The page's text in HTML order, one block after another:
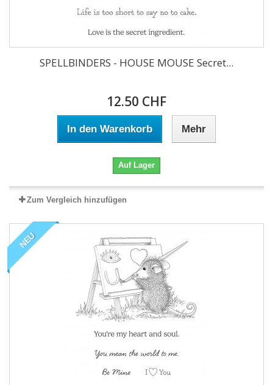
SPELLBINDERS - HOUSE MOUSE Secret...
12.50 CHF
In den Warenkorb Mehr
Auf Lager
Zum Vergleich hinzufügen
NEU